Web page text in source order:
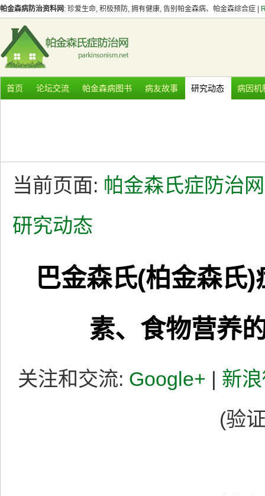
帕金森病防治资料网 : 珍爱生命, 积极预防, 拥有健康, 告别帕金森病、帕金森综合症 |
首页 论坛交流 帕金森病图书 病友故事 研究动态 病因机
当前页面: 帕金森氏症防治
研究动态
巴金森氏(柏金森氏
素、食物营养
关注和交流: Google+ | 新
(验